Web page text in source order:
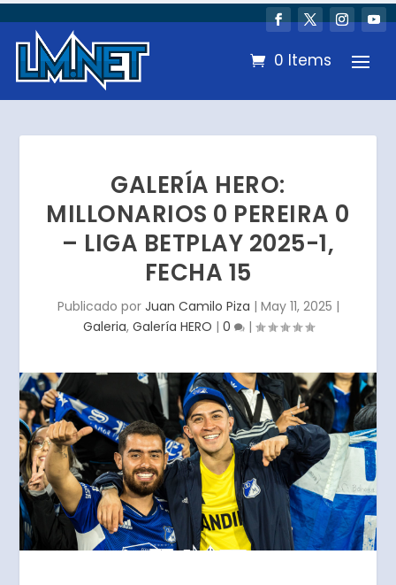
0 Items
GALERÍA HERO:
MILLONARIOS 0 PEREIRA 0
– LIGA BETPLAY 2025-1,
FECHA 15
Publicado por Juan Camilo Piza | May 11, 2025 |
Galeria, Galería HERO | 0 |